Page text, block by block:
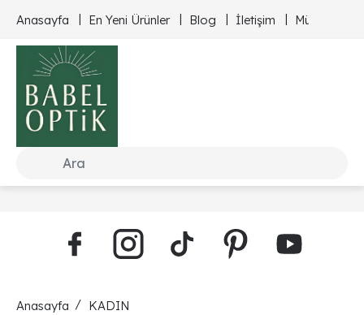
Anasayfa En Yeni Ürünler Blog İletişim Müşteri
Anasayfa KADIN